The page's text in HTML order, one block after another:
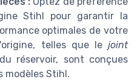
Stihl pour garantir la
optimales de votre
telles que le joint
réservoir, sont conçues
modèles Stihl.